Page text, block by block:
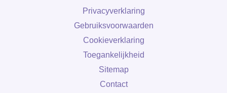
Privacyverklaring
Gebruiksvoorwaarden
Cookieverklaring
Cookie-instellingen